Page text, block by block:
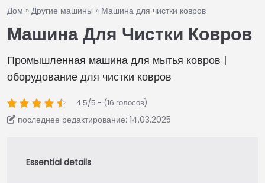
Дом » Другие машины » Машина для чистки ковров
Машина Для Чистки Ковров
Промышленная машина для мытья ковров |
оборудование для чистки ковров
4.5/5 - (16 голосов)
последнее редактирование: 14.03.2025